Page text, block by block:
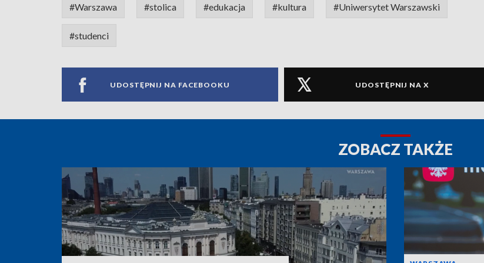
#Warszawa #stolica #edukacja #kultura #Uniwersytet Warszawski
#studenci
UDOSTĘPNIJ NA FACEBOOKU UDOSTĘPNIJ NA X
ZOBACZ TAKŻE